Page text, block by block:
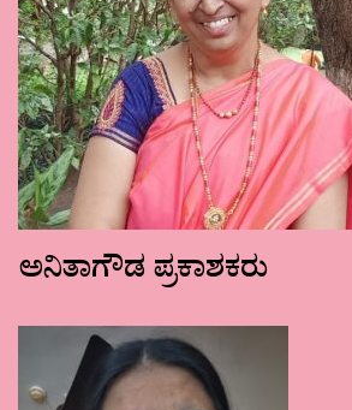
ಅನಿತಾಗೌಡ ಪ್ರಕಾಶಕರು